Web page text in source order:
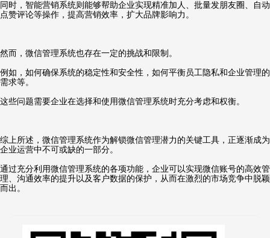
同时，智能营销系统则能够帮助企业实现精准加人、批量发朋友圈、自动
点赞评论等操作，提高营销效率，扩大品牌影响力。
然而，微信管理系统也存在一定的挑战和限制。
例如，如何确保系统的稳定性和安全性，如何平衡员工隐私和企业管理的
需求等。
这些问题需要企业在选择和使用微信管理系统时充分考虑和权衡。
综上所述，微信管理系统作为解锁微信管理潜力的关键工具，正逐渐成为
企业运营中不可或缺的一部分。
通过充分利用微信管理系统的各项功能，企业可以实现微信账号的高效管
理、沟通效率的提升以及客户数据的保护，从而在激烈的市场竞争中脱颖
而出。